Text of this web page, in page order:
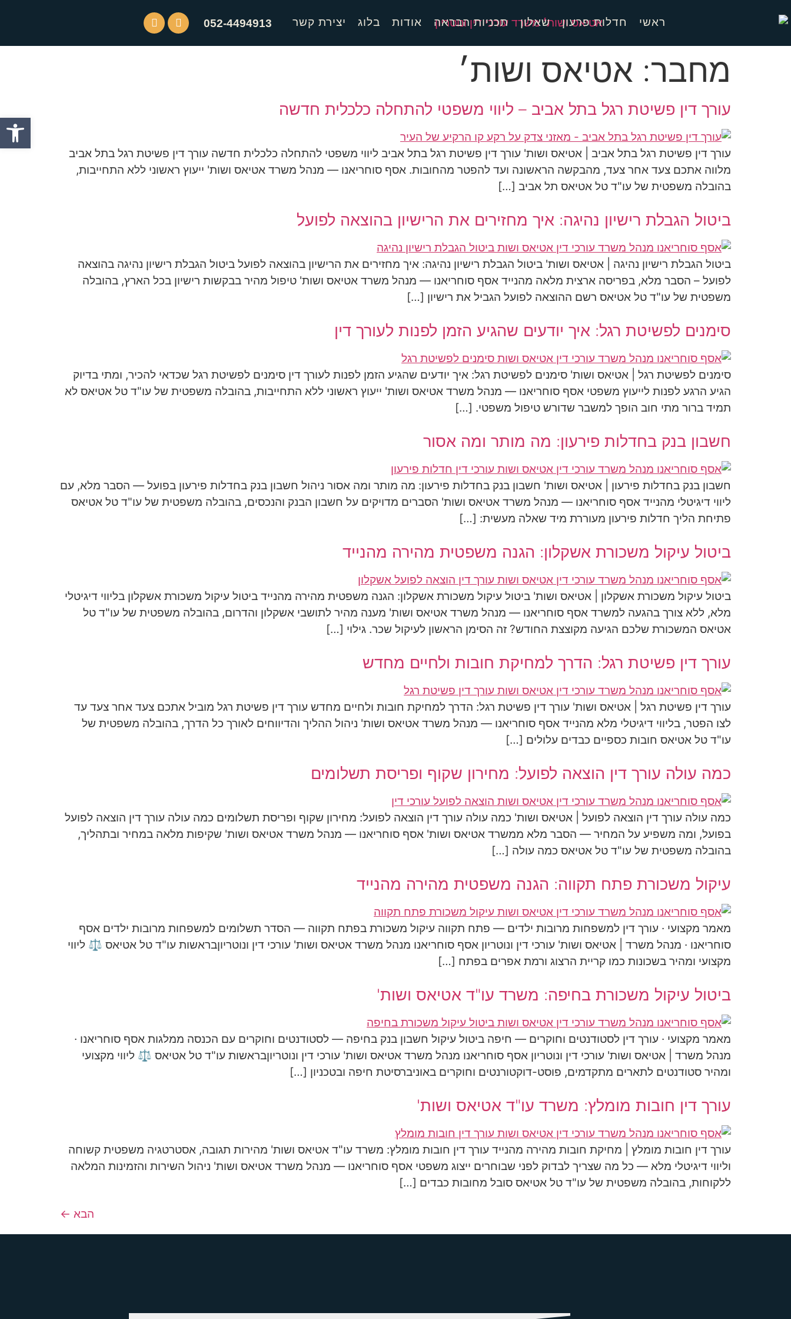
ראשי חדלות פרעון שאלון תכניות הבראה אודות בלוג יצירת קשר 052-4494913
מחבר: אטיאס ושות׳
עורך דין פשיטת רגל בתל אביב – ליווי משפטי להתחלה כלכלית חדשה
עורך דין פשיטת רגל בתל אביב | אטיאס ושות' עורך דין פשיטת רגל בתל אביב ליווי משפטי להתחלה כלכלית חדשה עורך דין פשיטת רגל בתל אביב
מלווה אתכם צעד אחר צעד, מהבקשה הראשונה ועד להפטר מהחובות. אסף סוחריאנו — מנהל משרד אטיאס ושות' ייעוץ ראשוני ללא התחייבות,
בהובלה משפטית של עו"ד טל אטיאס תל אביב […]
ביטול הגבלת רישיון נהיגה: איך מחזירים את הרישיון בהוצאה לפועל
ביטול הגבלת רישיון נהיגה | אטיאס ושות' ביטול הגבלת רישיון נהיגה: איך מחזירים את הרישיון בהוצאה לפועל ביטול הגבלת רישיון נהיגה בהוצאה
לפועל – הסבר מלא, בפריסה ארצית מלאה מהנייד אסף סוחריאנו — מנהל משרד אטיאס ושות' טיפול מהיר בבקשות רישיון בכל הארץ, בהובלה
משפטית של עו"ד טל אטיאס רשם ההוצאה לפועל הגביל את רישיון […]
סימנים לפשיטת רגל: איך יודעים שהגיע הזמן לפנות לעורך דין
סימנים לפשיטת רגל | אטיאס ושות' סימנים לפשיטת רגל: איך יודעים שהגיע הזמן לפנות לעורך דין סימנים לפשיטת רגל שכדאי להכיר, ומתי בדיוק
הגיע הרגע לפנות לייעוץ משפטי אסף סוחריאנו — מנהל משרד אטיאס ושות' ייעוץ ראשוני ללא התחייבות, בהובלה משפטית של עו"ד טל אטיאס לא
תמיד ברור מתי חוב הופך למשבר שדורש טיפול משפטי. […]
חשבון בנק בחדלות פירעון: מה מותר ומה אסור
חשבון בנק בחדלות פירעון | אטיאס ושות' חשבון בנק בחדלות פירעון: מה מותר ומה אסור ניהול חשבון בנק בחדלות פירעון בפועל — הסבר מלא, עם
ליווי דיגיטלי מהנייד אסף סוחריאנו — מנהל משרד אטיאס ושות' הסברים מדויקים על חשבון הבנק והנכסים, בהובלה משפטית של עו"ד טל אטיאס
פתיחת הליך חדלות פירעון מעוררת מיד שאלה מעשית: […]
ביטול עיקול משכורת אשקלון: הגנה משפטית מהירה מהנייד
ביטול עיקול משכורת אשקלון | אטיאס ושות' ביטול עיקול משכורת אשקלון: הגנה משפטית מהירה מהנייד ביטול עיקול משכורת אשקלון בליווי דיגיטלי
מלא, ללא צורך בהגעה למשרד אסף סוחריאנו — מנהל משרד אטיאס ושות' מענה מהיר לתושבי אשקלון והדרום, בהובלה משפטית של עו"ד טל
אטיאס המשכורת שלכם הגיעה מקוצצת החודש? זה הסימן הראשון לעיקול שכר. גילוי […]
עורך דין פשיטת רגל: הדרך למחיקת חובות ולחיים מחדש
עורך דין פשיטת רגל | אטיאס ושות' עורך דין פשיטת רגל: הדרך למחיקת חובות ולחיים מחדש עורך דין פשיטת רגל מוביל אתכם צעד אחר צעד עד
לצו הפטר, בליווי דיגיטלי מלא מהנייד אסף סוחריאנו — מנהל משרד אטיאס ושות' ניהול ההליך והדיווחים לאורך כל הדרך, בהובלה משפטית של
עו"ד טל אטיאס חובות כספיים כבדים עלולים […]
כמה עולה עורך דין הוצאה לפועל: מחירון שקוף ופריסת תשלומים
כמה עולה עורך דין הוצאה לפועל | אטיאס ושות' כמה עולה עורך דין הוצאה לפועל: מחירון שקוף ופריסת תשלומים כמה עולה עורך דין הוצאה לפועל
בפועל, ומה משפיע על המחיר — הסבר מלא ממשרד אטיאס ושות' אסף סוחריאנו — מנהל משרד אטיאס ושות' שקיפות מלאה במחיר ובתהליך,
בהובלה משפטית של עו"ד טל אטיאס כמה עולה […]
עיקול משכורת פתח תקווה: הגנה משפטית מהירה מהנייד
מאמר מקצועי · עורך דין למשפחות מרובות ילדים — פתח תקווה עיקול משכורת בפתח תקווה — הסדר תשלומים למשפחות מרובות ילדים אסף
סוחריאנו · מנהל משרד | אטיאס ושות' עורכי דין ונוטריון אסף סוחריאנו מנהל משרד אטיאס ושות' עורכי דין ונוטריוןבראשות עו"ד טל אטיאס ⚖️ ליווי
מקצועי ומהיר בשכונות כמו קריית הרצוג ורמת אפרים בפתח […]
ביטול עיקול משכורת בחיפה: משרד עו"ד אטיאס ושות'
מאמר מקצועי · עורך דין לסטודנטים וחוקרים — חיפה ביטול עיקול חשבון בנק בחיפה — לסטודנטים וחוקרים עם הכנסה ממלגות אסף סוחריאנו ·
מנהל משרד | אטיאס ושות' עורכי דין ונוטריון אסף סוחריאנו מנהל משרד אטיאס ושות' עורכי דין ונוטריוןבראשות עו"ד טל אטיאס ⚖️ ליווי מקצועי
ומהיר סטודנטים לתארים מתקדמים, פוסט-דוקטורנטים וחוקרים באוניברסיטת חיפה ובטכניון […]
עורך דין חובות מומלץ: משרד עו"ד אטיאס ושות'
עורך דין חובות מומלץ | מחיקת חובות מהירה מהנייד עורך דין חובות מומלץ: משרד עו"ד אטיאס ושות' מהירות תגובה, אסטרטגיה משפטית קשוחה
וליווי דיגיטלי מלא — כל מה שצריך לבדוק לפני שבוחרים ייצוג משפטי אסף סוחריאנו — מנהל משרד אטיאס ושות' ניהול השירות והזמינות המלאה
ללקוחות, בהובלה משפטית של עו"ד טל אטיאס סובל מחובות כבדים […]
הבא ←
פתח